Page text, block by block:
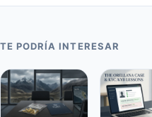
TE PODRÍA INTERESAR